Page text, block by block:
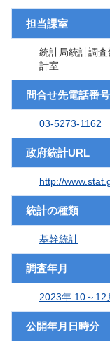
担当課室
統計局統計調
計室
問合せ先電話番号
03-5273-1162
政府統計URL
http://
統計の種類
基幹統計
調査年月
2023年 10～12
公開年月日時分